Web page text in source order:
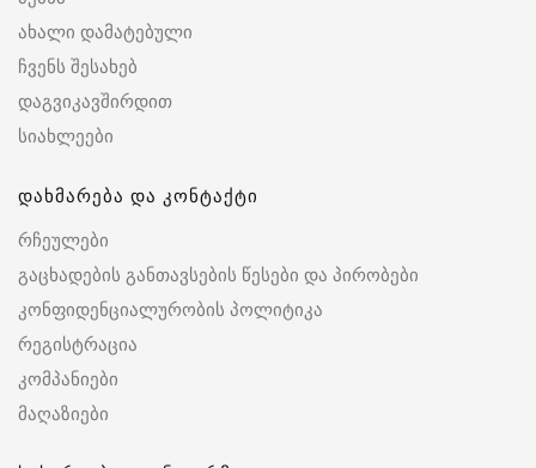
ახალი დამატებული
ჩვენს შესახებ
დაგვიკავშირდით
სიახლეები
დახმარება და კონტაქტი
რჩეულები
გაცხადების განთავსების წესები და პირობები
კონფიდენციალურობის პოლიტიკა
რეგისტრაცია
კომპანიები
მაღაზიები